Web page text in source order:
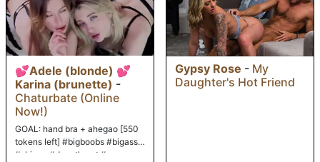
💕Adele (blonde) 💕
Karina (brunette) -
Chaturbate (Online
Now!)
GOAL: hand bra + ahegao [550
tokens left] #bigboobs #bigass
#skinny #deepthroat #young
Gypsy Rose - My
Daughter's Hot Friend